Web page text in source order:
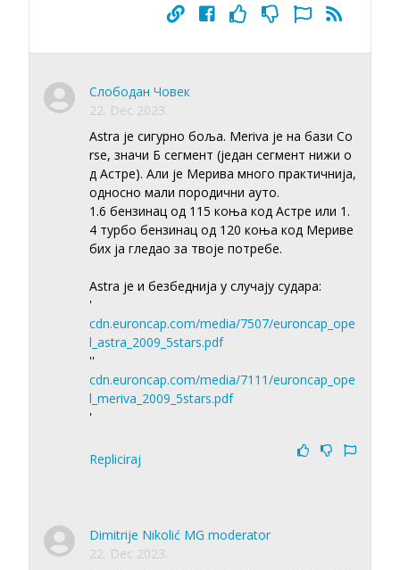
Слободан Човек
22. Dec 2023.
Astra је сигурно боља. Meriva је на бази Co
rse, значи Б сегмент (један сегмент нижи о
д Астре). Али је Мерива много практичнија,
односно мали породични ауто.
1.6 бензинац од 115 коња код Астре или 1.
4 турбо бензинац од 120 коња код Мериве
бих ја гледао за твоје потребе.
Astra је и безбеднија у случају судара:
'
cdn.euroncap.com/media/7507/euroncap_ope
l_astra_2009_5stars.pdf
''
cdn.euroncap.com/media/7111/euroncap_ope
l_meriva_2009_5stars.pdf
'
Repliciraj
Dimitrije Nikolić MG moderator
22. Dec 2023.